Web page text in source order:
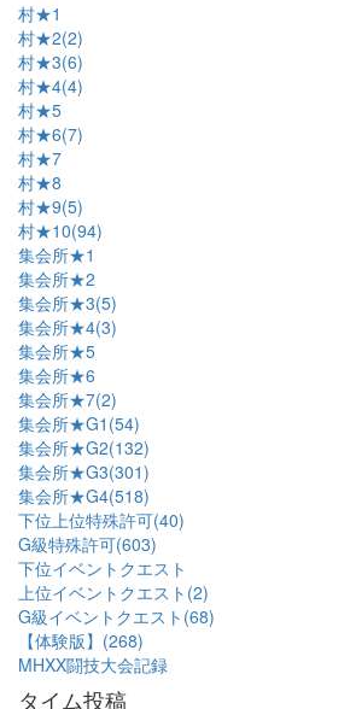
村★1
村★2(2)
村★3(6)
村★4(4)
村★5
村★6(7)
村★7
村★8
村★9(5)
村★10(94)
集会所★1
集会所★2
集会所★3(5)
集会所★4(3)
集会所★5
集会所★6
集会所★7(2)
集会所★G1(54)
集会所★G2(132)
集会所★G3(301)
集会所★G4(518)
下位上位特殊許可(40)
G級特殊許可(603)
下位イベントクエスト
上位イベントクエスト(2)
G級イベントクエスト(68)
【体験版】(268)
MHXX闘技大会記録
タイム投稿